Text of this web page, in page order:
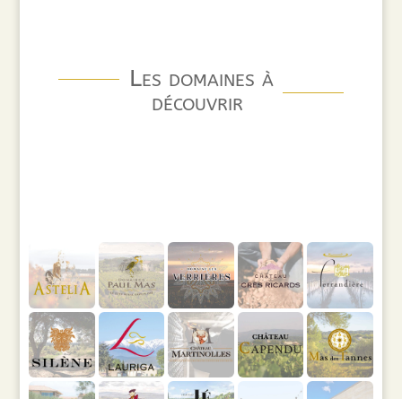
Les domaines à
découvrir